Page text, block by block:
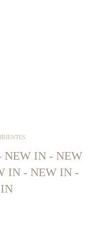
NEW IN - NEW
IN - NEW IN -